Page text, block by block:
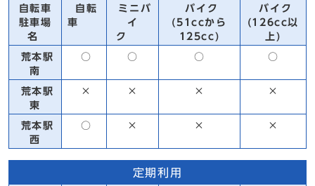
自転車
駐車場
名
自転
車
ミニバ
イ
ク
バイク
(51ccから
125cc)
バイク
(126cc以
上)
荒本駅
南
○ ○ ○ ○
荒本駅
東
× × × ×
荒本駅
西
○ × × ×
定期利用